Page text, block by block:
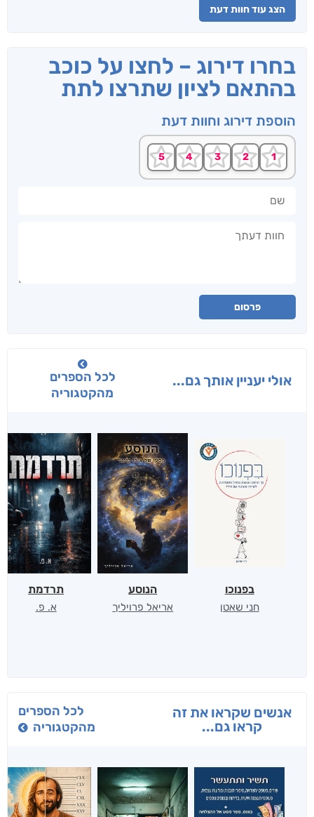
הצג עוד חוות דעת
בחרו דירוג – לחצו על כוכב
בהתאם לציון שתרצו לתת
הוספת דירוג וחוות דעת
פרסום
אולי יעניין אותך גם...
לכל הספרים
מהקטגוריה
בפנוכו
חני שאטן
הנוסע
אריאל פרויליך
תרדמת
א. פ.
אנשים שקראו את זה
קראו גם...
לכל הספרים
מהקטגוריה